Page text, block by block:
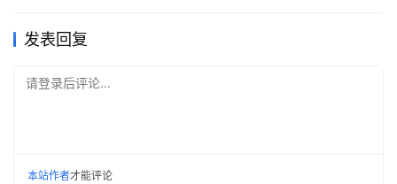
发表回复
请登录后评论...
本站作者才能评论